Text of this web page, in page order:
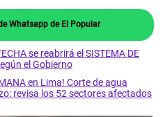
Whatsapp de El Popular
se reabrirá el SISTEMA DE
el Gobierno
en Lima! Corte de agua
revisa los 52 sectores afectados